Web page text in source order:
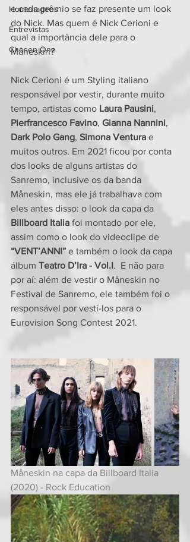
Homenagens
Entrevistas
Chosen One
e cada prêmio se faz presente um look
do Nick. Mas quem é Nick Cerioni e
qual a importância dele para o
Måneskin?
Nick Cerioni é um Styling italiano
responsável por vestir, durante muito
tempo, artistas como Laura Pausini,
Pierfrancesco Favino, Gianna Nannini,
Dark Polo Gang, Simona Ventura e
muitos outros. Em 2021 ficou por conta
dos looks de alguns artistas do
Sanremo, inclusive os da banda
Måneskin, mas ele já trabalhava com
eles antes disso: o look da capa da
Billboard Italia foi montado por ele,
assim como o look do videoclipe de
“VENT’ANNI” e também o look da capa
álbum Teatro D’Ira - Vol.I.  E não para
por aí: além de vestir o Måneskin no
Festival de Sanremo, ele também foi o
responsável por vestí-los para o
Eurovision Song Contest 2021.
Måneskin na capa da Billboard Italia
(2020) - Rock Education